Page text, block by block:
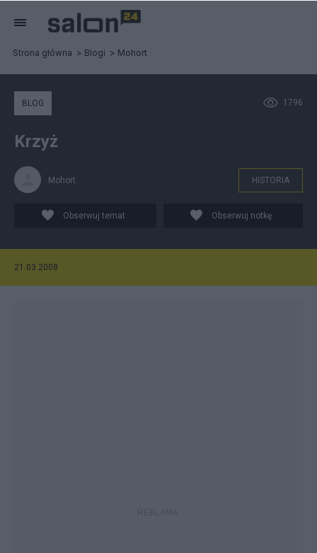
Strona główna Blogi Mohort
1796
BLOG
Krzyż
Mohort HISTORIA
Obserwuj temat Obserwuj notkę
21.03.2008